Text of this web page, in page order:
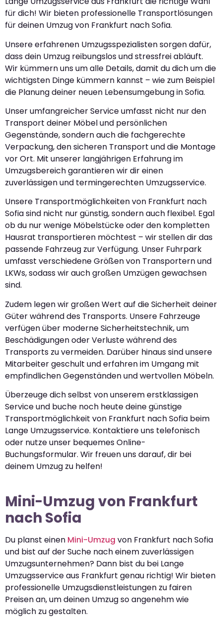
für dich! Wir bieten professionelle Transportlösungen
für deinen Umzug von Frankfurt nach Sofia.
Unsere erfahrenen Umzugsspezialisten sorgen dafür,
dass dein Umzug reibungslos und stressfrei abläuft.
Wir kümmern uns um alle Details, damit du dich um die
wichtigsten Dinge kümmern kannst – wie zum Beispiel
die Planung deiner neuen Lebensumgebung in Sofia.
Unser umfangreicher Service umfasst nicht nur den
Transport deiner Möbel und persönlichen
Gegenstände, sondern auch die fachgerechte
Verpackung, den sicheren Transport und die Montage
vor Ort. Mit unserer langjährigen Erfahrung im
Umzugsbereich garantieren wir dir einen
zuverlässigen und termingerechten Umzugsservice.
Unsere Transportmöglichkeiten von Frankfurt nach
Sofia sind nicht nur günstig, sondern auch flexibel. Egal
ob du nur wenige Möbelstücke oder den kompletten
Hausrat transportieren möchtest – wir stellen dir das
passende Fahrzeug zur Verfügung. Unser Fuhrpark
umfasst verschiedene Größen von Transportern und
LKWs, sodass wir auch großen Umzügen gewachsen
sind.
Zudem legen wir großen Wert auf die Sicherheit deiner
Güter während des Transports. Unsere Fahrzeuge
verfügen über moderne Sicherheitstechnik, um
Beschädigungen oder Verluste während des
Transports zu vermeiden. Darüber hinaus sind unsere
Mitarbeiter geschult und erfahren im Umgang mit
empfindlichen Gegenständen und wertvollen Möbeln.
Überzeuge dich selbst von unserem erstklassigen
Service und buche noch heute deine günstige
Transportmöglichkeit von Frankfurt nach Sofia beim
Lange Umzugsservice. Kontaktiere uns telefonisch
oder nutze unser bequemes Online-
Buchungsformular. Wir freuen uns darauf, dir bei
deinem Umzug zu helfen!
Mini-Umzug von Frankfurt
nach Sofia
Du planst einen Mini-Umzug von Frankfurt nach Sofia
und bist auf der Suche nach einem zuverlässigen
Umzugsunternehmen? Dann bist du bei Lange
Umzugsservice aus Frankfurt genau richtig! Wir bieten
professionelle Umzugsdienstleistungen zu fairen
Preisen an, um deinen Umzug so angenehm wie
möglich zu gestalten.